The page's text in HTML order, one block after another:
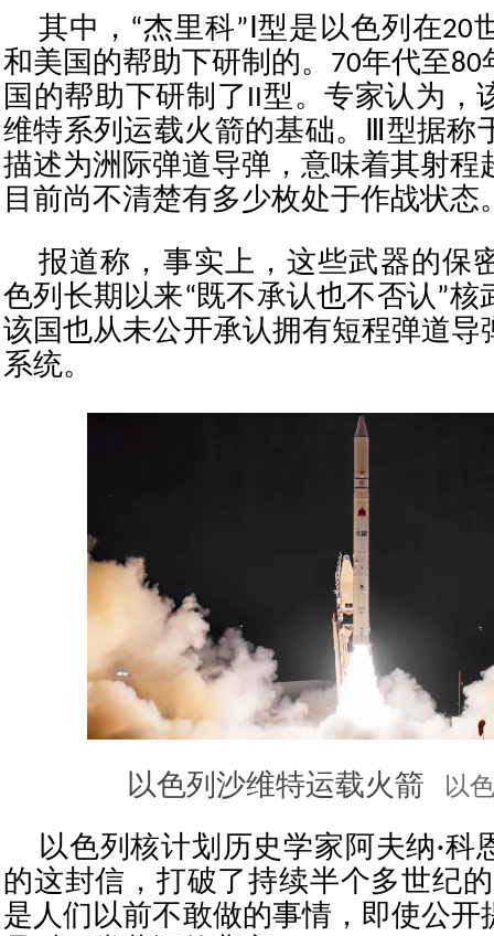
其中，“杰里科”Ⅰ型是以色列在20
和美国的帮助下研制的。70年代至
国的帮助下研制了II型。专家认为，
维特系列运载火箭的基础。Ⅲ型据称
描述为洲际弹道导弹，意味着其射程
目前尚不清楚有多少枚处于作战状态
报道称，事实上，这些武器的保
色列长期以来“既不承认也不否认”核
该国也从未公开承认拥有短程弹道导
系统。
以色列沙维特运载火箭 以
以色列核计划历史学家阿夫纳·科
的这封信，打破了持续半个多世纪
是人们以前不敢做的事情，即使公开